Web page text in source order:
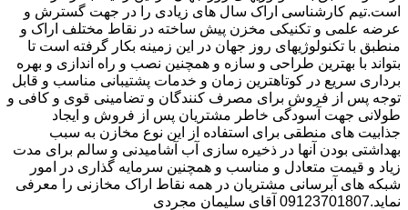
است.تیم کارشناسی اراک سال های زیادی را در جهت گسترش و
عرضه علمی و تکنیکی مخزن پیش ساخته در نقاط مختلف اراک و
منطبق با تکنولوژیهای روز جهان در این زمینه بکار گرفته است تا
بتواند با بهترین طراحی و سازه و همچنین نصب و راه اندازی و بهره
برداری سریع در کوتاهترین زمان و خدمات پشتیبانی مناسب و قابل
توجه پس از فروش برای مصرف کنندگان و تضامینی قوی و کافی و
طولانی جهت آسودگی خاطر مشتریان پس از فروش و ایجاد
جذابیت های منطقی برای استفاده از این نوع مخازن به سبب
بهداشتی بودن آنها در ذخیره سازی آب آشامیدنی و سالم برای مدت
زیاد و قیمت متعادل و مناسب و همچنین سرمایه گذاری در امور
شبکه های آبرسانی مشتریان در همه نقاط اراک مخازنی را معرفی
نماید.09123701807 آقای سلیمان مجردی